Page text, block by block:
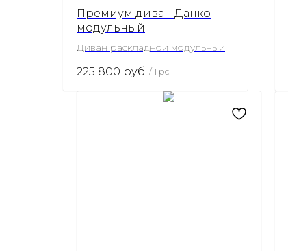
Премиум диван Данко
модульный
Диван раскладной модульный
225 800 руб. / 1 pc